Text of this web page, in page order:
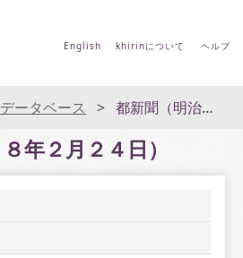
English khirinについて ヘルプ
ータベース 都新聞（明治３８年２月２４日）
年２月２４日）